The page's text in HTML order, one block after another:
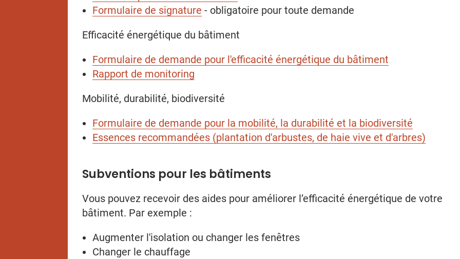
Formulaire de signature - obligatoire pour toute demande
Efficacité énergétique du bâtiment
Formulaire de demande pour l'efficacité énergétique du bâtiment
Rapport de monitoring
Mobilité, durabilité, biodiversité
Formulaire de demande pour la mobilité, la durabilité et la biodiversité
Essences recommandées (plantation d'arbustes, de haie vive et d'arbres)
Subventions pour les bâtiments
Vous pouvez recevoir des aides pour améliorer l’efficacité énergétique de votre
bâtiment. Par exemple :
Augmenter l'isolation ou changer les fenêtres
Changer le chauffage